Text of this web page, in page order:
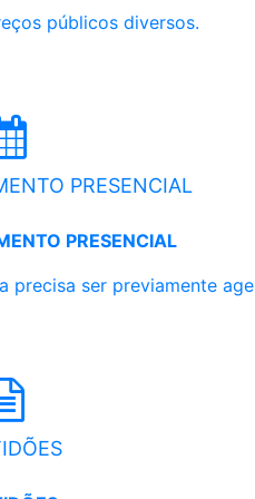
públicos diversos.
PRESENCIAL
PRESENCIAL
precisa ser previamente